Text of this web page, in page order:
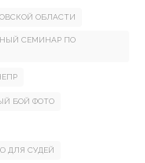
ОБЛАСТИ
СЕМИНАР ПО
БОЙ ФОТО
ДЛЯ СУДЕЙ